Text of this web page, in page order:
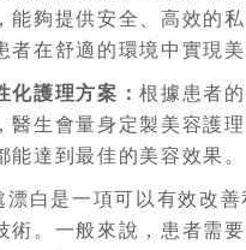
能夠提供安全、高效的
者在舒適的環境中實現美
化護理方案 ：根據患者
醫生會量身定製美容護
能達到最佳的美容效果。
漂白是一項可以有效改
術。一般來說，患者需